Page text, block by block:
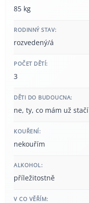
85 kg
RODINNÝ STAV:
rozvedený/á
POČET DĚTÍ:
3
DĚTI DO BUDOUCNA:
ne, ty, co mám už stačí
KOUŘENÍ:
nekouřím
ALKOHOL:
příležitostně
V CO VĚŘÍM: